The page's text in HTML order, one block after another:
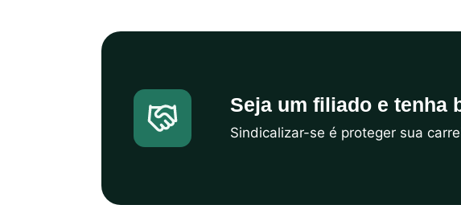
Seja um filiado e tenha
Sindicalizar-se é proteger sua